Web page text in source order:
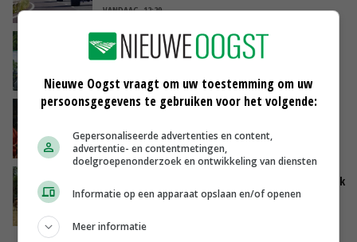
VANDAAG, 12:29
Oekraïne-vlogger Kees Huizinga: ‘Bezoek van
de ambassade mag zelf groente plukken’
VANDAAG, 12:00
Ministerie zoekt tweehonderd agrariërs die
mee willen denken
VANDAAG, 11:34
Droogte zet Britse melkveehouderij onder druk
Nieuwe Oogst vraagt om uw toestemming om uw
persoonsgegevens te gebruiken voor het volgende:
Gepersonaliseerde advertenties en content,
advertentie- en contentmetingen,
doelgroepenonderzoek en ontwikkeling van diensten
Informatie op een apparaat opslaan en/of openen
Meer informatie